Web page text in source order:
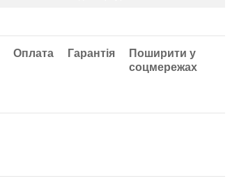
Оплата Гарантія
Поширити у
соцмережах